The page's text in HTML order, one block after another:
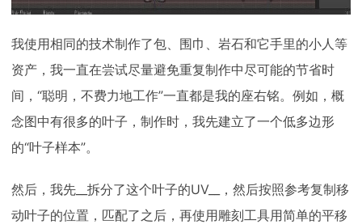
我使用相同的技术制作了包、围巾、岩石和它手里的小人等
资产，我一直在尝试尽量避免重复制作中尽可能的节省时
间，“聪明，不费力地工作”一直都是我的座右铭。例如，概
念图中有很多的叶子，制作时，我先建立了一个低多边形
的“叶子样本”。
然后，我先__拆分了这个叶子的UV__，然后按照参考复制移
动叶子的位置，匹配了之后，再使用雕刻工具用简单的平移